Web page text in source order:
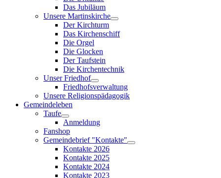
Das Jubiläum
Unsere Martinskirche
Der Kirchturm
Das Kirchenschiff
Die Orgel
Die Glocken
Der Taufstein
Die Kirchentechnik
Unser Friedhof
Friedhofsverwaltung
Unsere Religionspädagogik
Gemeindeleben
Taufe
Anmeldung
Fanshop
Gemeindebrief "Kontakte"
Kontakte 2026
Kontakte 2025
Kontakte 2024
Kontakte 2023